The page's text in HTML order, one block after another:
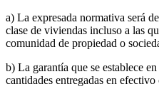
a) La expresada normativa será
clase de viviendas incluso a las
comunidad de propiedad o
b) La garantía que se establece
cantidades entregadas en